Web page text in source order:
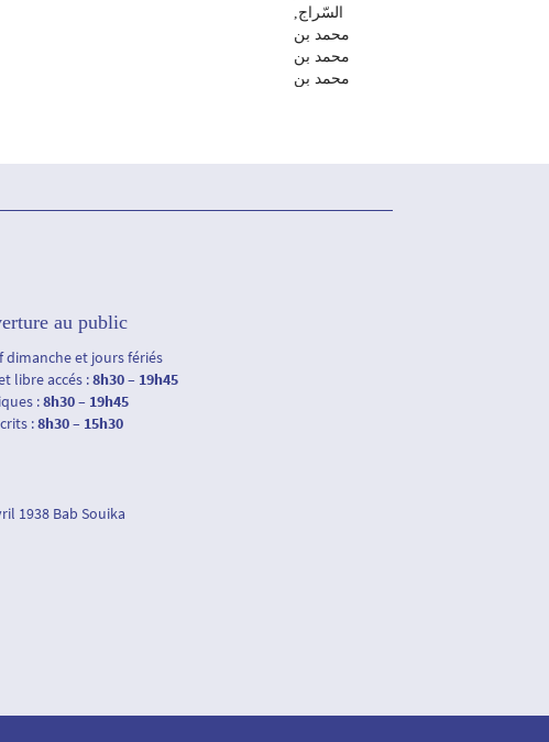
السّراج,
محمد بن
محمد بن
محمد بن
للنشر، 1970
au public
dimanche et jours fériés
libre accés :8h30 – 19h45
:8h30 – 19h45
:8h30 – 15h30
1938 Bab Souika